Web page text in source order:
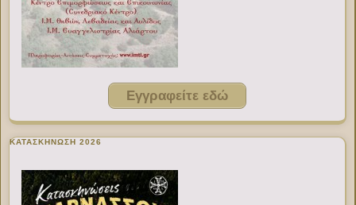
Εγγραφείτε εδώ
ΚΑΤΑΣΚΗΝΩΣΗ 2026